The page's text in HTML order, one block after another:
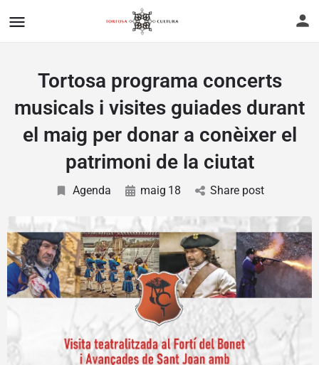
Tortosa programa concerts
musicals i visites guiades durant
el maig per donar a conèixer el
patrimoni de la ciutat
Agenda maig 18 Share post